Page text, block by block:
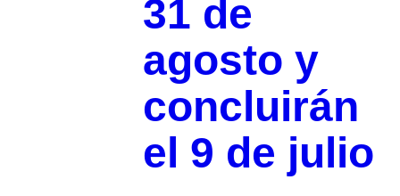
31 de
agosto y
concluirán
el 9 de julio